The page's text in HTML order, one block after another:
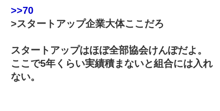
>>70
>スタートアップ企業大体ここだろ
スタートアップはほぼ全部協会けんぽだよ。
ここで5年くらい実績積まないと組合には入れ
ない。